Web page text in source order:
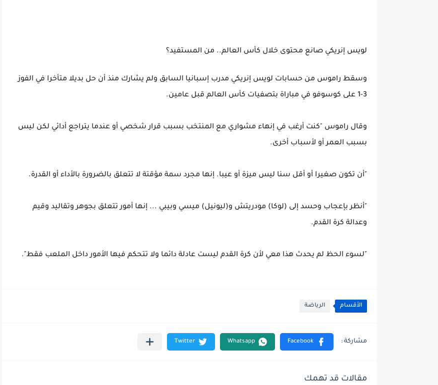
لويس إنريكي صانع محتوى خلال كأس العالم.. من المستفيد؟
وسقط راموس من حسابات لويس إنريكي مدرب إسبانيا السابق ولم يشارك منذ أن حل بديلا متأخرا في الفوز
3-1 على كوسوفو في مباراة بتصفيات كأس العالم قبل عامين.
وقال راموس "كنت أرغب في إنهاء مشواري مع المنتخب بسبب قرار شخصي أو عندما يتراجع أدائي لكن ليس
بسبب العمر أو لأسباب أخرى.
"أن تكون صغيرا أو أقل سنا ليس ميزة أو عيبا. إنها مجرد سمة مؤقتة لا تتعلق بالضرورة بالأداء أو القدرة.
"أنظر بإعجاب وحسد إلى (لوكا) مودريتش و(ليونيل) ميسي وبيبي ... إنها أمور تتعلق بجوهر وتقاليد وقيم
وعدالة كرة القدم.
"لسوء الحظ لم يحدث هذا معي لأن كرة القدم ليست عادلة دائما ولا تتحكم فيها الأمور داخل الملعب فقط".
الأقسام الرياضة
مقالات قد تهمك